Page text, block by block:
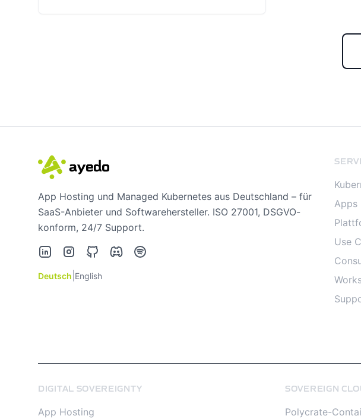
App Hosting und Managed Kubernetes aus Deutschland – für
SaaS-Anbieter und Softwarehersteller. ISO 27001, DSGVO-
konform, 24/7 Support.
LinkedInInstagramGitHubDiscordSpotify
Deutsch English
Apps
Use
DIGITAL SOVEREIGNTY
App Hosting
SOVEREIGN
Polycrate-